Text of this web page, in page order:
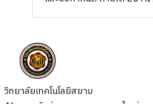
วิทยาลัยเทคโนโลยีสยาม